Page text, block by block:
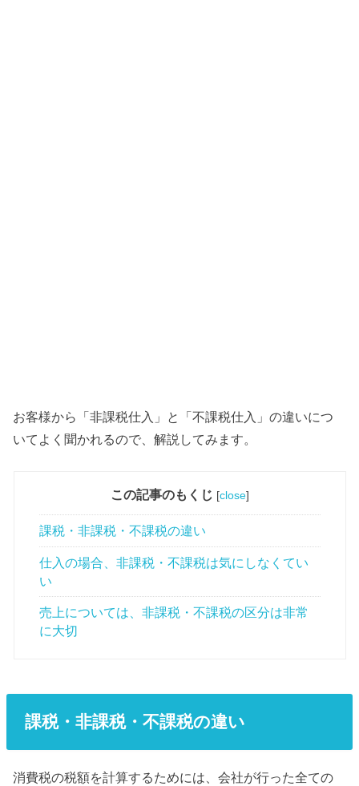
お客様から「非課税仕入」と「不課税仕入」の違いにつ
いてよく聞かれるので、解説してみます。
この記事のもくじ [close]
課税・非課税・不課税の違い
仕入の場合、非課税・不課税は気にしなくてい
い
売上については、非課税・不課税の区分は非常
に大切
課税・非課税・不課税の違い
消費税の税額を計算するためには、会社が行った全ての